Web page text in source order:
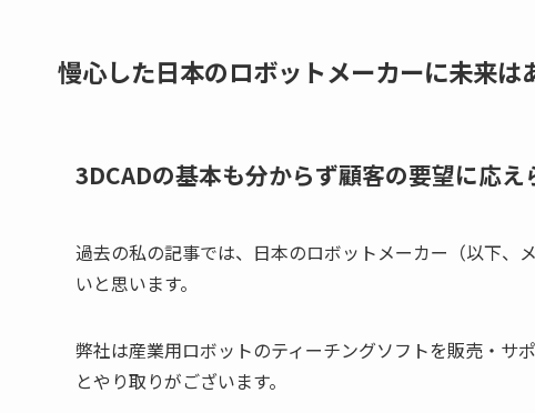
慢心した日本のロボットメーカーに未来は
3DCADの基本も分からず顧客の要望に応え
過去の私の記事では、日本のロボットメーカー（以下、
いと思います。
弊社は産業用ロボットのティーチングソフトを販売・サ
とやり取りがございます。